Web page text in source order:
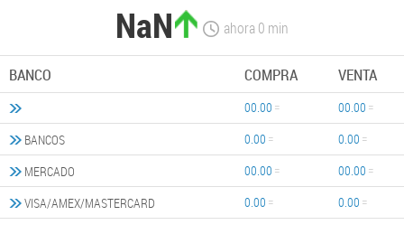
NaN ahora0 min
BANCO COMPRA VENTA
00.00
00.00
BANCOS
0.00
0.00
MERCADO
00.00
00.00
VISA/AMEX/MASTERCARD
0.00 0.00